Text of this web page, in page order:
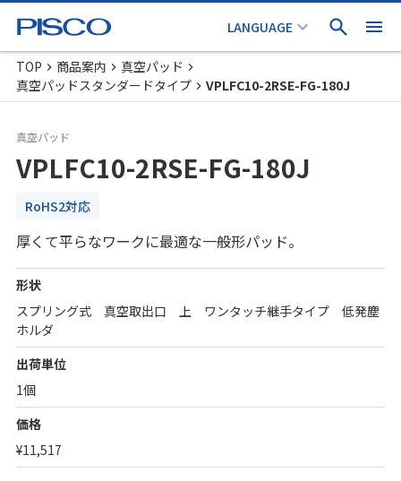
TOP 商品案内
真空パッド
真空パッドスタンダードタイプ
VPLFC10-2RSE-FG-180J
真空パッド
VPLFC10-2RSE-FG-180J
RoHS2対応
厚くて平らなワークに最適な一般形パッド。
形状
スプリング式 真空取出口 上 ワンタッチ継手タイプ 低発塵
ホルダ
出荷単位
1個
価格
¥11,517